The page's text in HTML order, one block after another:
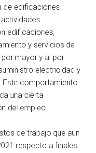
de edificaciones
edificaciones,
y servicios de
mayor y al por
electricidad y
Este comportamiento
una cierta
del empleo.
de trabajo que aún
respecto a finales